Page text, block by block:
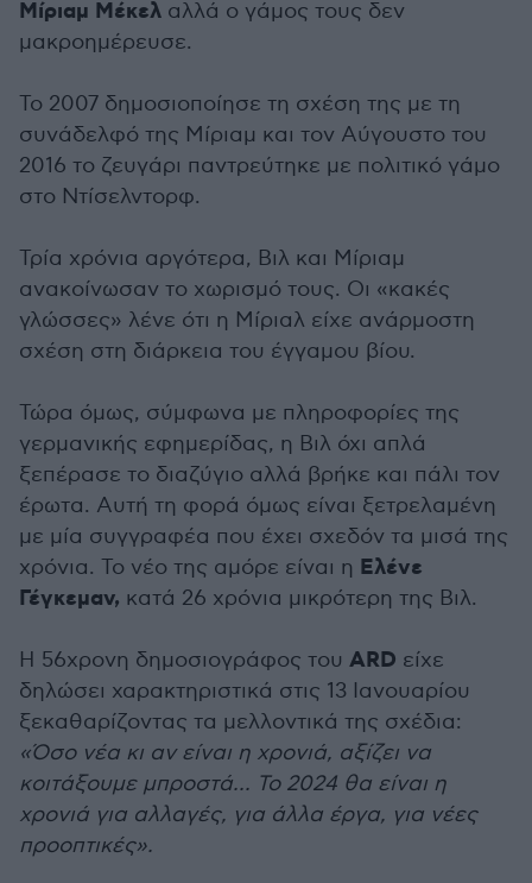
Μίριαμ Μέκελ αλλά ο γάμος τους δεν
μακροημέρευσε.
Το 2007 δημοσιοποίησε τη σχέση της με τη
συνάδελφό της Μίριαμ και τον Αύγουστο του
2016 το ζευγάρι παντρεύτηκε με πολιτικό γάμο
στο Ντίσελντορφ.
Τρία χρόνια αργότερα, Βιλ και Μίριαμ
ανακοίνωσαν το χωρισμό τους. Οι «κακές
γλώσσες» λένε ότι η Μίριαλ είχε ανάρμοστη
σχέση στη διάρκεια του έγγαμου βίου.
Τώρα όμως, σύμφωνα με πληροφορίες της
γερμανικής εφημερίδας, η Βιλ όχι απλά
ξεπέρασε το διαζύγιο αλλά βρήκε και πάλι τον
έρωτα. Αυτή τη φορά όμως είναι ξετρελαμένη
με μία συγγραφέα που έχει σχεδόν τα μισά της
χρόνια. Το νέο της αμόρε είναι η Ελένε
Γέγκεμαν, κατά 26 χρόνια μικρότερη της Βιλ.
Η 56χρονη δημοσιογράφος του ARD είχε
δηλώσει χαρακτηριστικά στις 13 Ιανουαρίου
ξεκαθαρίζοντας τα μελλοντικά της σχέδια:
«Όσο νέα κι αν είναι η χρονιά, αξίζει να
κοιτάξουμε μπροστά... Το 2024 θα είναι η
χρονιά για αλλαγές, για άλλα έργα, για νέες
προοπτικές».